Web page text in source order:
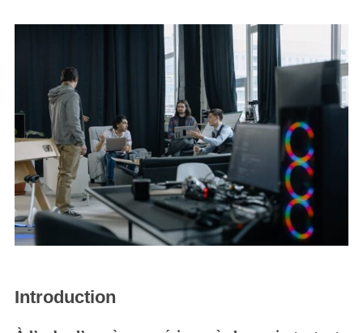
Introduction